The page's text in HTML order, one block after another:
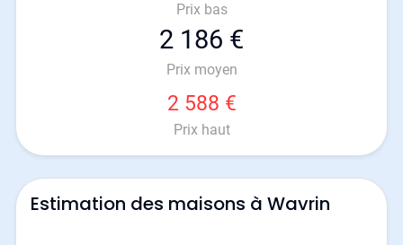
Prix bas
2 186 €
Prix moyen
2 588 €
Prix haut
Estimation des maisons à Wavrin